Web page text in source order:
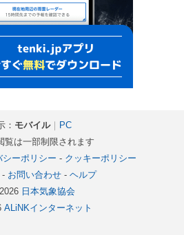
： モバイル｜ PC
覧は一部制限されます
シーポリシー - クッキーポリシー
お問い合わせ- ヘルプ
日本気象協会
ALiNKインターネット